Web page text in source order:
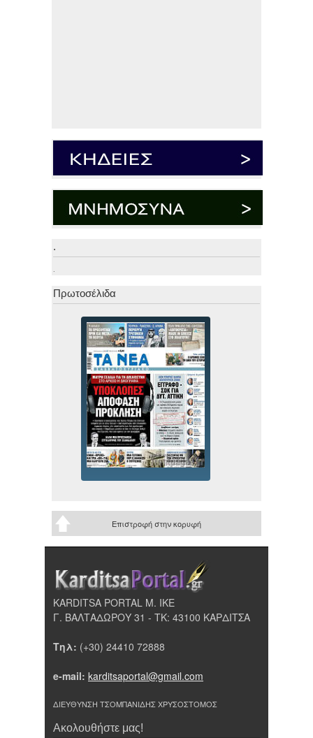
.
.
Πρωτοσέλιδα
Επιστροφή στην κορυφή
KARDITSA PORTAL Μ. ΙΚΕ
Γ. ΒΑΛΤΑΔΩΡΟΥ 31 - ΤΚ: 43100 ΚΑΡΔΙΤΣΑ
Τηλ: (+30) 24410 72888
e-mail: karditsaportal@gmail.com
ΔΙΕΥΘΥΝΣΗ ΤΣΟΜΠΑΝΙΔΗΣ ΧΡΥΣΟΣΤΟΜΟΣ
Ακολουθήστε μας!